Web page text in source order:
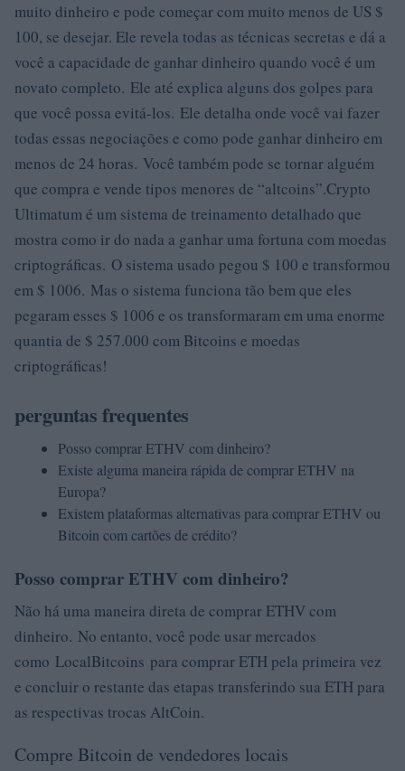
muito dinheiro e pode começar com muito menos de US $
100, se desejar. Ele revela todas as técnicas secretas e dá a
você a capacidade de ganhar dinheiro quando você é um
novato completo. Ele até explica alguns dos golpes para
que você possa evitá-los. Ele detalha onde você vai fazer
todas essas negociações e como pode ganhar dinheiro em
menos de 24 horas. Você também pode se tornar alguém
que compra e vende tipos menores de “altcoins”.Crypto
Ultimatum é um sistema de treinamento detalhado que
mostra como ir do nada a ganhar uma fortuna com moedas
criptográficas. O sistema usado pegou $ 100 e transformou
em $ 1006. Mas o sistema funciona tão bem que eles
pegaram esses $ 1006 e os transformaram em uma enorme
quantia de $ 257.000 com Bitcoins e moedas
criptográficas!
perguntas frequentes
Posso comprar ETHV com dinheiro?
Existe alguma maneira rápida de comprar ETHV na
Europa?
Existem plataformas alternativas para comprar ETHV ou
Bitcoin com cartões de crédito?
Posso comprar ETHV com dinheiro?
Não há uma maneira direta de comprar ETHV com
dinheiro. No entanto, você pode usar mercados
como LocalBitcoins para comprar ETH pela primeira vez
e concluir o restante das etapas transferindo sua ETH para
as respectivas trocas AltCoin.
Compre Bitcoin de vendedores locais